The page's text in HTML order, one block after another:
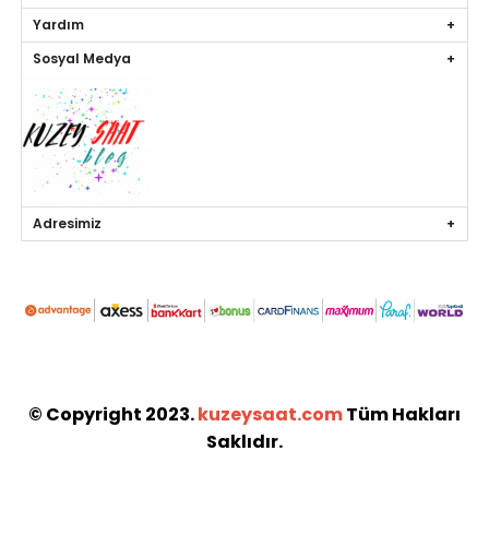
Yardım
Sosyal Medya
Adresimiz
© Copyright 2023.kuzeysaat.comTüm Hakları
Saklıdır.